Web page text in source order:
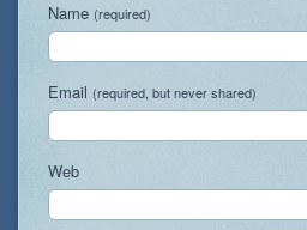
Name (required)
Email (required, but never shared)
Web